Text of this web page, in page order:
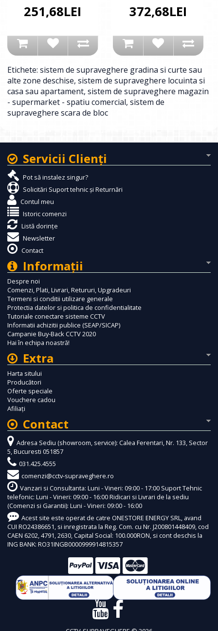
251,68LEI 372,68LEI
Etichete: sistem de supraveghere gradina si curte sau
alte zone deschise, sistem de supraveghere locuinta si
casa sau apartament, sistem de supraveghere magazin
- supermarket - spatiu comercial, sistem de
supraveghere scara de bloc
Servicii Clienţi
Pot să instalez singur?
Solicitări Suport tehnic și Returnări
Contul meu
Istoric comenzi
Listă dorințe
Newsletter
Contact
Informaţii
Despre noi
Comenzi, Plati, Livrari, Retururi, Upgradeuri
Termeni si conditii utilizare generale
Protectia datelor si politica de confidentialitate
Tutoriale conectare sisteme CCTV
Informatii achizitii publice (SEAP/SICAP)
Campanie Buy-Back CCTV 2020
Hai în echipa noastră!
Extra
Harta sitului
Producători
Oferte speciale
Vouchere cadou
Afiliaţi
Contact
Adresa Sediu (showroom, service): Calea Ferentari, Nr. 133, Sector
5, Bucuresti 051857
031.425.4555
comenzi@cctv-supraveghere.ro
Vanzari si Consultanta: Luni - Vineri: 09:00 - 17:00 Suport Tehnic
telefonic: Luni - Vineri: 09:00 - 16:00 Ridicari si Livrari de la sediu
(Comenzi si Garantii): Luni - Vineri: 09:00 - 16:00
Acest site este operat de catre ONESTORE ENERGY SRL, avand
CUI RO24386651, si inregistrata la Reg. Com. cu Nr. J200801448409, cod
CAEN 6202, 4791, 2630, Capital Social: 100.000RON, si cont deschis la
ING BANK: RO31INGB0000999914815357